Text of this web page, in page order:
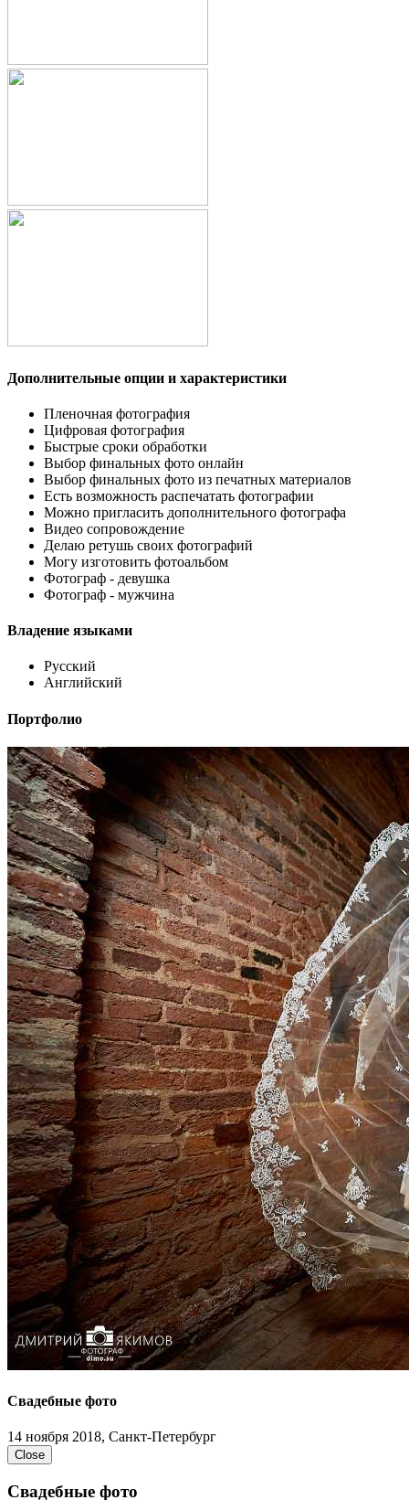
Дополнительные опции и характеристики
Пленочная фотография
Цифровая фотография
Быстрые сроки обработки
Выбор финальных фото онлайн
Выбор финальных фото из печатных материалов
Есть возможность распечатать фотографии
Можно пригласить дополнительного фотографа
Видео сопровождение
Делаю ретушь своих фотографий
Могу изготовить фотоальбом
Фотограф - девушка
Фотограф - мужчина
Владение языками
Русский
Английский
Портфолио
Свадебные фото
14 ноября 2018, Санкт-Петербург
Close
Свадебные фото